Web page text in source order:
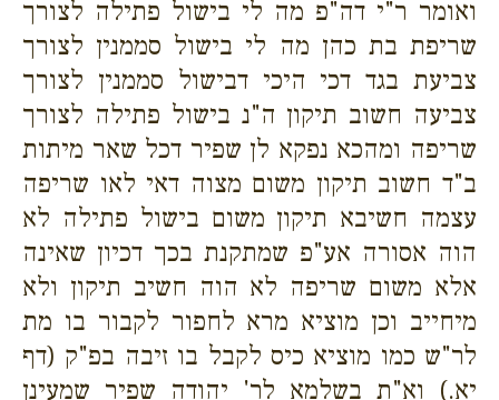
ואומר ר"י דה"פ מה לי בישול פתילה לצורך
שריפת בת כהן מה לי בישול סממנין לצורך
צביעת בגד דכי היכי דבישול סממנין לצורך
צביעה חשוב תיקון ה"נ בישול פתילה לצורך
שריפה ומהכא נפקא לן שפיר דכל שאר מיתות
ב"ד חשוב תיקון משום מצוה דאי לאו שריפה
עצמה חשיבא תיקון משום בישול פתילה לא
הוה אסורה אע"פ שמתקנת בכך דכיון שאינה
אלא משום שריפה לא הוה חשיב תיקון ולא
מיחייב וכן מוציא מרא לחפור לקבור בו מת
לר"ש כמו מוציא כיס לקבל בו זיבה בפ"ק (דף
יא.) וא"ת בשלמא לר' יהודה שפיר שמעינן